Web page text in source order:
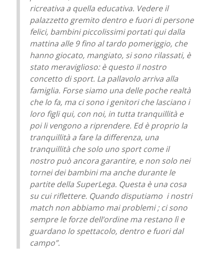
ricreativa a quella educativa. Vedere il
palazzetto gremito dentro e fuori di persone
felici, bambini piccolissimi portati qui dalla
mattina alle 9 fino al tardo pomeriggio, che
hanno giocato, mangiato, si sono rilassati, è
stato meraviglioso: è questo il nostro
concetto di sport. La pallavolo arriva alla
famiglia. Forse siamo una delle poche realtà
che lo fa, ma ci sono i genitori che lasciano i
loro figli qui, con noi, in tutta tranquillità e
poi li vengono a riprendere. Ed è proprio la
tranquillità a fare la differenza, una
tranquillità che solo uno sport come il
nostro può ancora garantire, e non solo nei
tornei dei bambini ma anche durante le
partite della SuperLega. Questa è una cosa
su cui riflettere. Quando disputiamo i nostri
match non abbiamo mai problemi ; ci sono
sempre le forze dell’ordine ma restano lì e
guardano lo spettacolo, dentro e fuori dal
campo”.